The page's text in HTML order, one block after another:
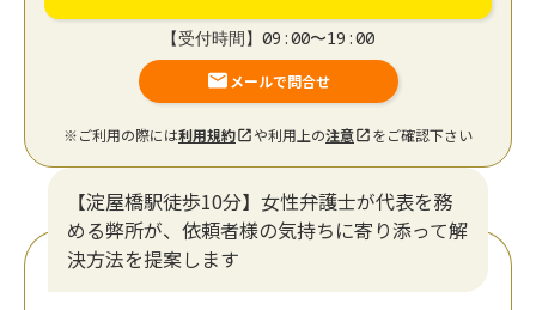
【受付時間】09:00〜19:00
メールで問合せ
※ご利用の際には利用規約 や利用上の注意 をご確認下さい
【淀屋橋駅徒歩10分】女性弁護士が代表を務
める弊所が、依頼者様の気持ちに寄り添って解
決方法を提案します